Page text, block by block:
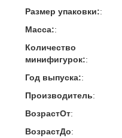
Размер упаковки::
Масса::
Количество
минифигурок::
Год выпуска::
Производитель:
ВозрастОт:
ВозрастДо: